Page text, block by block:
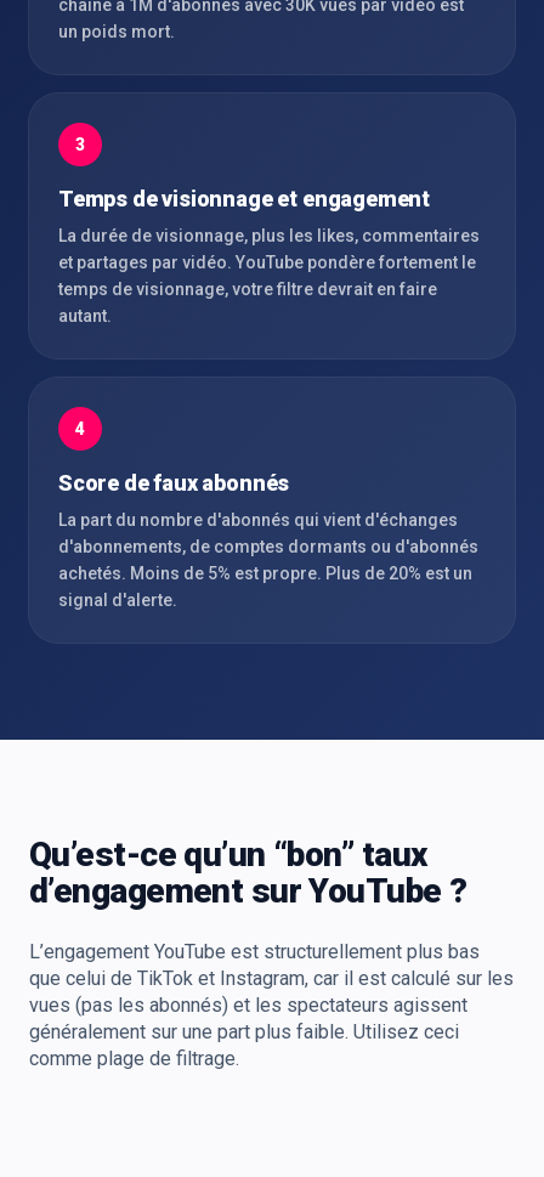
chaîne à 1M d'abonnés avec 30K vues par vidéo est
un poids mort.
3
Temps de visionnage et engagement
La durée de visionnage, plus les likes, commentaires
et partages par vidéo. YouTube pondère fortement le
temps de visionnage, votre filtre devrait en faire
autant.
4
Score de faux abonnés
La part du nombre d'abonnés qui vient d'échanges
d'abonnements, de comptes dormants ou d'abonnés
achetés. Moins de 5% est propre. Plus de 20% est un
signal d'alerte.
Qu’est-ce qu’un “bon” taux
d’engagement sur YouTube ?
L’engagement YouTube est structurellement plus bas
que celui de TikTok et Instagram, car il est calculé sur les
vues (pas les abonnés) et les spectateurs agissent
généralement sur une part plus faible. Utilisez ceci
comme plage de filtrage.